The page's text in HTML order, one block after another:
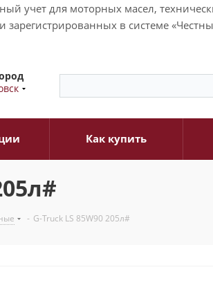
учет для моторных масел,
в системе
Как купить
- G-Truck LS 85W90 205л#